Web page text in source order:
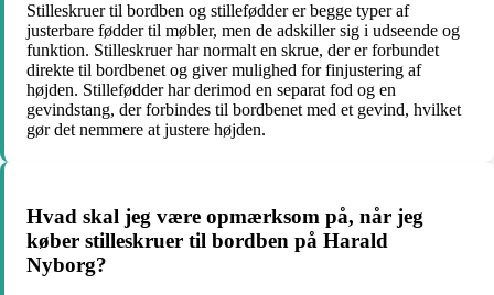
Stilleskruer til bordben og stillefødder er begge typer af
justerbare fødder til møbler, men de adskiller sig i udseende og
funktion. Stilleskruer har normalt en skrue, der er forbundet
direkte til bordbenet og giver mulighed for finjustering af
højden. Stillefødder har derimod en separat fod og en
gevindstang, der forbindes til bordbenet med et gevind, hvilket
gør det nemmere at justere højden.
Hvad skal jeg være opmærksom på, når jeg
køber stilleskruer til bordben på Harald
Nyborg?